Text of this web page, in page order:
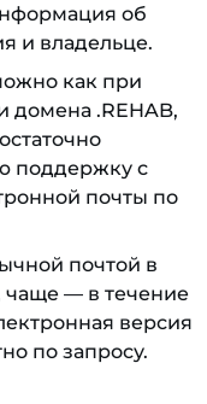
об
и владельце.
как при
домена .REHAB,
поддержку с
почты по
почтой в
чаще — в течение
версия
по запросу.